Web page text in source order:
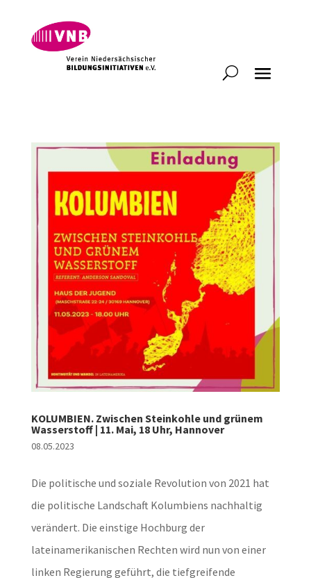
KOLUMBIEN. Zwischen Steinkohle und grünem
Wasserstoff | 11. Mai, 18 Uhr, Hannover
08.05.2023
Die politische und soziale Revolution von 2021 hat
die politische Landschaft Kolumbiens nachhaltig
verändert. Die einstige Hochburg der
lateinamerikanischen Rechten wird nun von einer
linken Regierung geführt, die tiefgreifende